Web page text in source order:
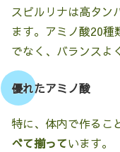
スピルリナは高タン
ます。アミノ酸20種
でなく、バランスよ
優れたアミノ酸
特に、体内で作るこ
べて揃っています。